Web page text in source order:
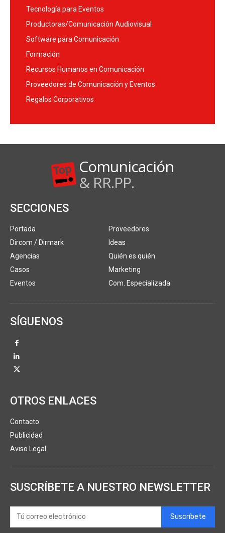
Tecnología para Eventos
Productoras/Comunicación Audiovisual
Software para Comunicación
Formación
Recursos Humanos en Comunicación
Proveedores de Comunicación y Eventos
Regalos Corporativos
Comunicación
& RR.PP.
SECCIONES
Portada
Dircom / Dirmark
Agencias
Casos
Eventos
Proveedores
Ideas
Quién es quién
Marketing
Com. Especializada
SÍGUENOS
OTROS ENLACES
Contacto
Publicidad
Aviso Legal
SUSCRÍBETE A NUESTRO NEWSLETTER
Suscríbete